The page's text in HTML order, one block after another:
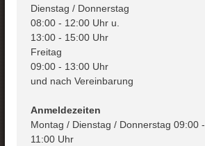
Dienstag / Donnerstag
08:00 - 12:00 Uhr u.
13:00 - 15:00 Uhr
Freitag
09:00 - 13:00 Uhr
und nach Vereinbarung
Anmeldezeiten
Montag / Dienstag / Donnerstag 09:00 -
11:00 Uhr